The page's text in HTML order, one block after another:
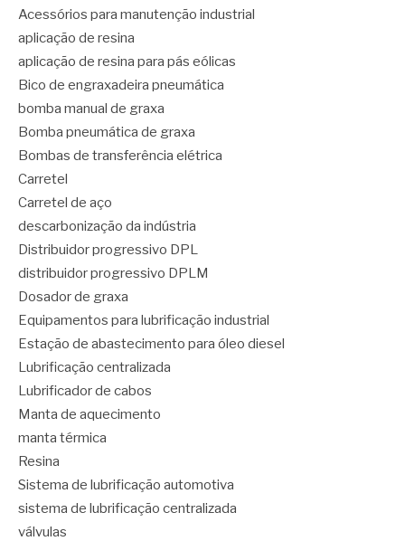
Acessórios para manutenção industrial
aplicação de resina
aplicação de resina para pás eólicas
Bico de engraxadeira pneumática
bomba manual de graxa
Bomba pneumática de graxa
Bombas de transferência elétrica
Carretel
Carretel de aço
descarbonização da indústria
Distribuidor progressivo DPL
distribuidor progressivo DPLM
Dosador de graxa
Equipamentos para lubrificação industrial
Estação de abastecimento para óleo diesel
Lubrificação centralizada
Lubrificador de cabos
Manta de aquecimento
manta térmica
Resina
Sistema de lubrificação automotiva
sistema de lubrificação centralizada
válvulas